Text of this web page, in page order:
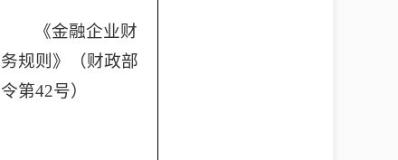
《金融企业财
务规则》（财政部
令第42号）